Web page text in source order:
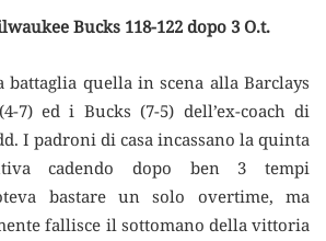
Bucks 118-122 dopo 3 O.t.
quella in scena alla Barclays
7) ed i Bucks (7-5) dell’ex-coach di
I padroni di casa incassano la quinta
cadendo dopo ben 3 tempi
bastare un solo overtime, ma
fallisce il sottomano della vittoria